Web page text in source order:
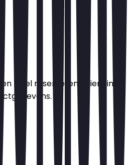
tafel reserveren? Hier vind